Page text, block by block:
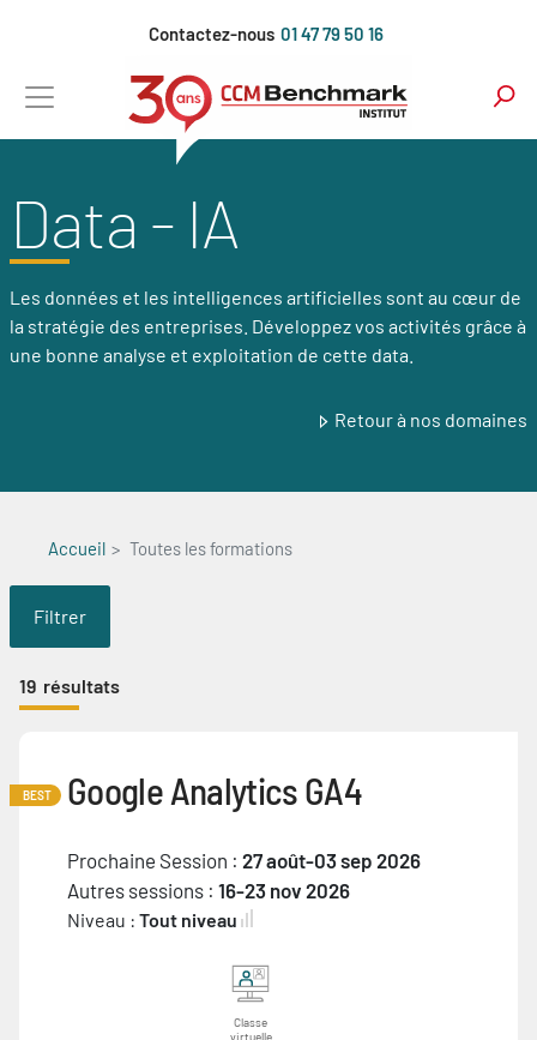
principal
Contactez-nous 01 47 79 50 16
Data - IA
Les données et les intelligences artificielles sont au cœur de
la stratégie des entreprises. Développez vos activités grâce à
une bonne analyse et exploitation de cette data.
Retour à nos domaines
Accueil Toutes les formations
Filtrer
19 résultats
BEST Google Analytics GA4
Prochaine Session : 27 août-03 sep 2026
Autres sessions : 16-23 nov 2026
Niveau : Tout niveau
Classe
virtuelle